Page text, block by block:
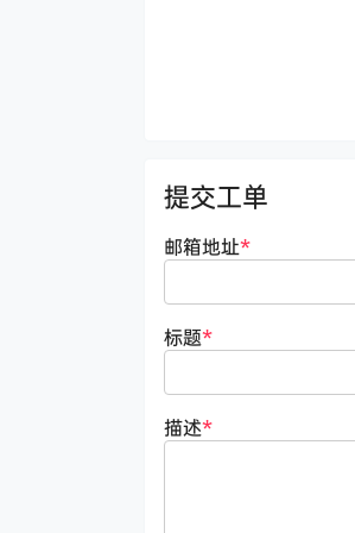
提交工单
邮箱地址*
标题*
描述*